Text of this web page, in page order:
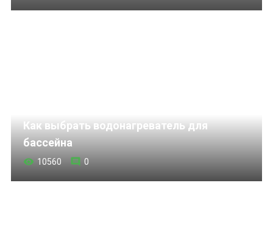
Как выбрать водонагреватель для
бассейна
10560 0